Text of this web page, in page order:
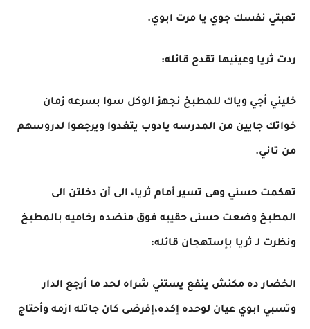
تعبتي نفسك جوي يا مرت ابوي.
ردت ثريا وعينيها تقدح قائله:
خليني أجي وياك للمطبخ نجهز الوكل سوا بسرعه زمان
خواتك جايين من المدرسه يادوب يتغدوا ويرجعوا لدروسهم
من تاني.
تهكمت حسني وهى تسير أمام ثريا، الى أن دخلتن الى
المطبخ وضعت حسنى حقيبه فوق منضده رخاميه بالمطبخ
ونظرت لـ ثريا بإستهجان قائله:
الخضار ده مكنش ينفع يستني شراه لحد ما أرجع الدار
وتسبي ابوي عيان لوحده إكده،إفرضى كان جاتله ازمه وأحتاج